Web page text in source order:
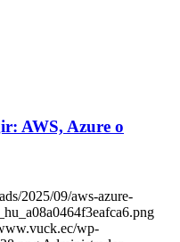
AWS, Azure o
2025/09/aws-azure-
wp-